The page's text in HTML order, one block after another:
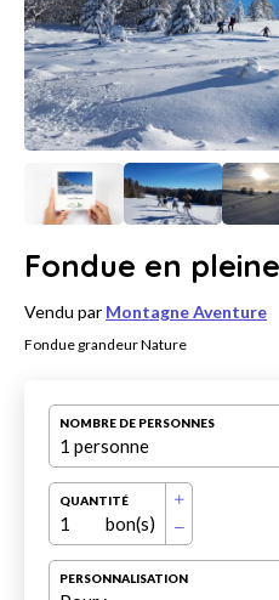
Fondue en
Vendu par Montagne Aventure
Fondue grandeur Nature
NOMBRE DE PERSONNES
1 personne
QUANTITÉ
1 bon(s)
PERSONNALISATION